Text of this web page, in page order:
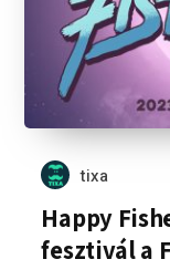
tixa
Happy
fesztivál a